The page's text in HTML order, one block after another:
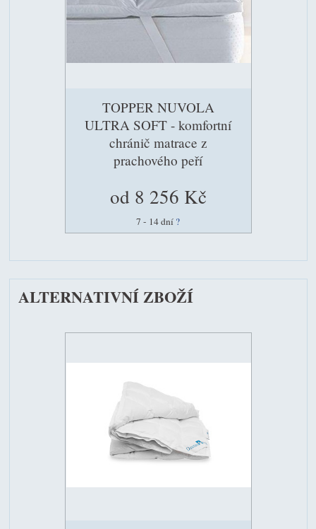
TOPPER NUVOLA
ULTRA SOFT - komfortní
chránič matrace z
prachového peří
od 8 256 Kč
7 - 14 dní ?
ALTERNATIVNÍ ZBOŽÍ